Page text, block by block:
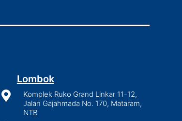
Lombok

Komplek Ruko Grand Linkar 11-12,
Jalan Gajahmada No. 170, Mataram,
NTB